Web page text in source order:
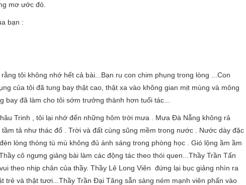
mơ ước đó.
bạn :
tôi không nhớ hết cả bài...Bạn ru con chim phụng trong lòng ...Con
của tôi đã tung bay thật cao, thật xa vào không gian mịt mùng và mông
đã làm cho tôi sớm trưởng thành hơn tuổi tác...
Trinh , tôi lại nhớ đến những hôm trời mưa . Mưa Đà Nẵng không rả
tả như thác đổ . Trời và đất cùng sũng mềm trong nước . Nước dày đặc
lòng thòng tù mù không đủ ánh sáng trong phòng học . Gió lộng ầm ầm
cô ngưng giảng bài làm các động tác theo thói quen...Thầy Trần Tấn
theo nhịp chân của thầy. Thầy Lê Long Viên đứng lại bục giảng nhìn ra
và thật tươi...Thầy Trần Đại Tăng sẵn sàng ném mạnh viên phấn vào